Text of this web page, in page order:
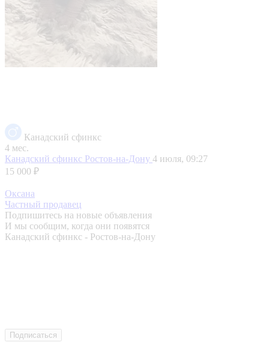
Канадский сфинкс
4 мес.
Канадский сфинкс Ростов-на-Дону 4 июля, 09:27
15 000 ₽
Оксана
Частный продавец
Подпишитесь на новые объявления
И мы сообщим, когда они появятся
Канадский сфинкс - Ростов-на-Дону
Подписаться